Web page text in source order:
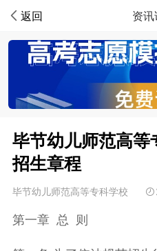
返回 资
毕节幼儿师范高
招生章程
毕节幼儿师范高等专科学校
第一章 总 则